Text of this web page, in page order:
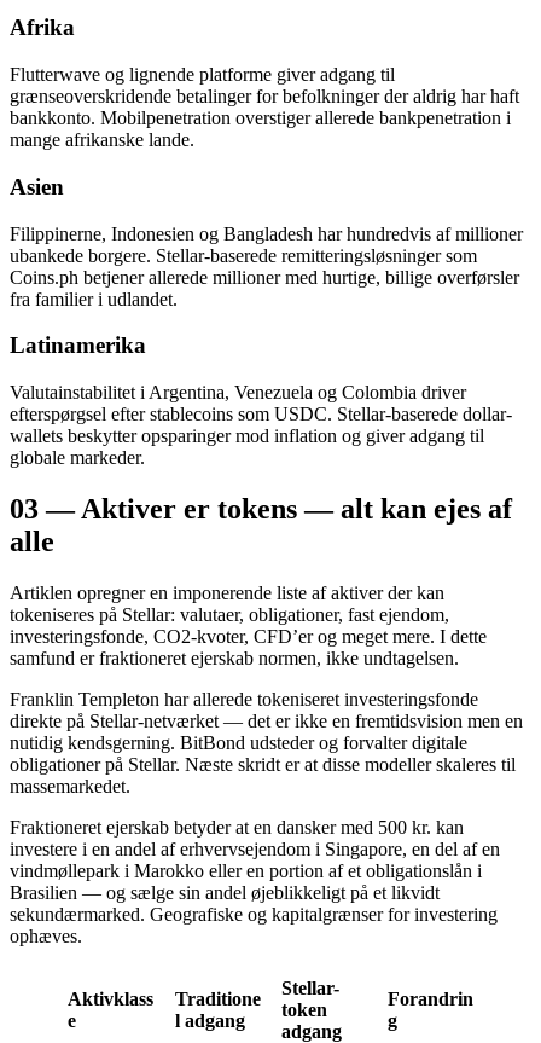
Afrika
Flutterwave og lignende platforme giver adgang til
grænseoverskridende betalinger for befolkninger der aldrig har haft
bankkonto. Mobilpenetration overstiger allerede bankpenetration i
mange afrikanske lande.
Asien
Filippinerne, Indonesien og Bangladesh har hundredvis af millioner
ubankede borgere. Stellar-baserede remitteringsløsninger som
Coins.ph betjener allerede millioner med hurtige, billige overførsler
fra familier i udlandet.
Latinamerika
Valutainstabilitet i Argentina, Venezuela og Colombia driver
efterspørgsel efter stablecoins som USDC. Stellar-baserede dollar-
wallets beskytter opsparinger mod inflation og giver adgang til
globale markeder.
03 — Aktiver er tokens — alt kan ejes af
alle
Artiklen opregner en imponerende liste af aktiver der kan
tokeniseres på Stellar: valutaer, obligationer, fast ejendom,
investeringsfonde, CO2-kvoter, CFD’er og meget mere. I dette
samfund er fraktioneret ejerskab normen, ikke undtagelsen.
Franklin Templeton har allerede tokeniseret investeringsfonde
direkte på Stellar-netværket — det er ikke en fremtidsvision men en
nutidig kendsgerning. BitBond udsteder og forvalter digitale
obligationer på Stellar. Næste skridt er at disse modeller skaleres til
massemarkedet.
Fraktioneret ejerskab betyder at en dansker med 500 kr. kan
investere i en andel af erhvervsejendom i Singapore, en del af en
vindmøllepark i Marokko eller en portion af et obligationslån i
Brasilien — og sælge sin andel øjeblikkeligt på et likvidt
sekundærmarked. Geografiske og kapitalgrænser for investering
ophæves.
Aktivklass
e
Traditione
l adgang
Stellar-
token
adgang
Forandrin
g